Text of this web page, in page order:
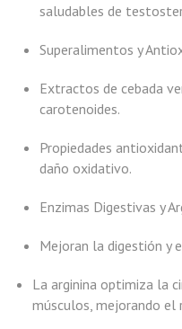
saludables de
Superalimentos y
Extractos de cebada
carotenoides.
Propiedades
daño oxidativo.
Enzimas Digestivas y
Mejoran la digestión y
La arginina optimiza la
músculos, mejorando el